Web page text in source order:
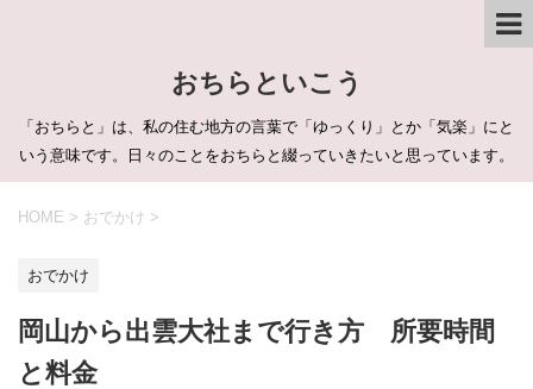
おちらといこう
「おちらと」は、私の住む地方の言葉で「ゆっくり」とか「気楽」にと
いう意味です。日々のことをおちらと綴っていきたいと思っています。
HOME > おでかけ >
おでかけ
岡山から出雲大社まで行き方 所要時間
と料金